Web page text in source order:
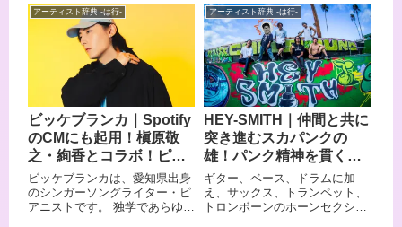
ム的な電子音とスクリームを融
合させた「ピコリーモ」と呼ば
れるスタイルに分類され、めま
ぐるしく展開していきます。 シ
ャウトやデスボイス、そして
EDMを取り入れた激しいサウン
ドを鳴らす、唯一無二の音楽性
が最大の魅力です。 可愛らしい
見た目と、全力で歌い叫ぶ姿と
のギャップが、多くのファンの
心を掴んで離しません。 この記
事では、PassCodeのメンバー
や来歴、おすすめ曲をまとめて
ご紹介します。
とで、若い音楽ファンのあいだ
にその名が広まった新進気鋭の
バンドです。 ジャンルの壁を軽
やかに越える楽曲と独自のアー
トワークが「エモい」「中毒性
がある」「おしゃれでどこか懐
かしい」と、SNSで話題を集め
ています。 略称は「ピポワ
ン」、ファンの呼称は「大
衆」。 バンド名に込められた孤
独と連帯の哲学が楽曲の世界観
そのものに貫かれており、それ
が多くのリスナーを惹きつける
理由のひとつになっています。
この記事では、PEOPLE 1の基
アーティスト辞典 -は行-
ビッケブランカ｜Spotify
のCMにも起用！槇原敬
之・絢香とコラボ！ピア
ノとファルセットが生む
多幸感ポップ
ビッケブランカは、愛知県出身
のシンガーソングライター・ピ
アニストです。 独学であらゆる
アーティスト辞典 -は行-
HEY-SMITH｜仲間と共に
突き進むスカパンクの
雄！パンク精神を貫くホ
ーンロックバンド
ギター、ベース、ドラムに加
え、サックス、トランペット、
トロンボーンのホーンセクショ